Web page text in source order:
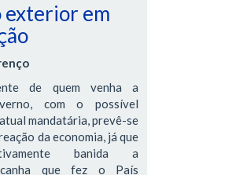
exterior em
de quem venha a
com o possível
mandatária, prevê-se
da economia, já que
banida a
que fez o País